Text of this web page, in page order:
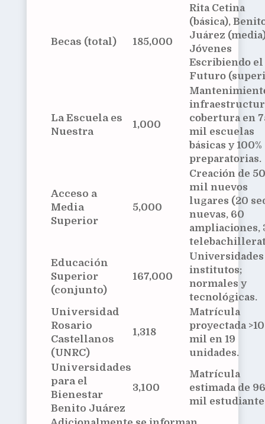
Becas (total) 185,000
Rita Cetina
(básica),
Juárez
Jóvenes
Escribiendo el
Futuro
La Escuela es
Nuestra
1,000
cobertura en
mil escuelas
básicas y 100%
preparatorias.
Acceso a
Media
Superior
5,000
Creación de 50
mil nuevos
lugares (20
nuevas, 60
ampliaciones,
Educación
Superior
(conjunto)
167,000
Universidades
institutos;
normales y
tecnológicas.
Universidad
Rosario
Castellanos
(UNRC)
1,318
Matrícula
proyectada
mil en 19
unidades.
Universidades
para el
Bienestar
Benito Juárez
3,100
Matrícula
estimada de 96
mil